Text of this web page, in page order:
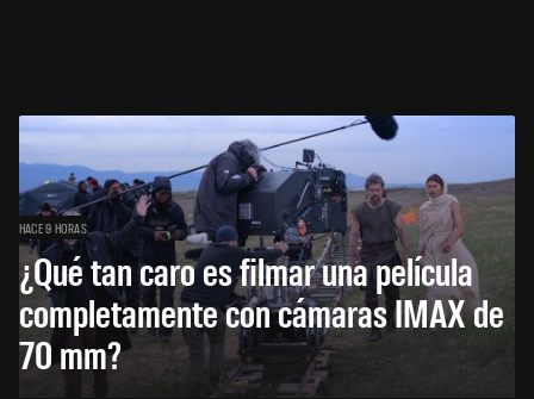
HACE 9 HORAS
¿Qué tan caro es filmar una película
completamente con cámaras IMAX de
70 mm?